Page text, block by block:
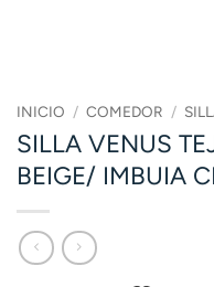
INICIO / COMEDOR /
SILLA VENUS
BEIGE/ IMBUIA